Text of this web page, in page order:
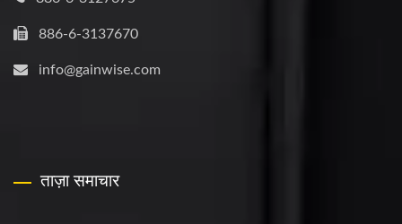
886-6-3137670
info@gainwise.com
ताज़ा समाचार